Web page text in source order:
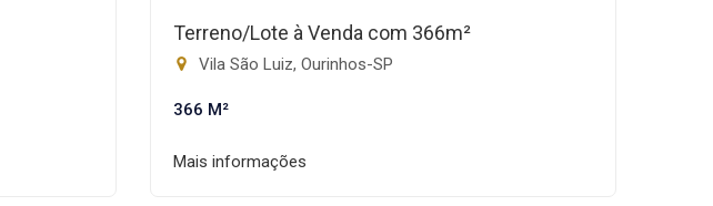
Terreno/Lote à Venda com 366m²
Vila São Luiz, Ourinhos-SP
366 M²
Mais informações